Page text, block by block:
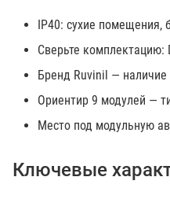
IP40: сухие помещения,
Сверьте комплектацию:
Бренд Ruvinil — наличие
Ориентир 9 модулей —
Место под модульную
Ключевые